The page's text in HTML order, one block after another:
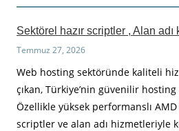
Sektörel hazır scriptler , Alan adı
Temmuz 27, 2026
Web hosting sektöründe kaliteli
çıkan, Türkiye’nin güvenilir
Özellikle yüksek performanslı
scriptler ve alan adı hizmetleriyle